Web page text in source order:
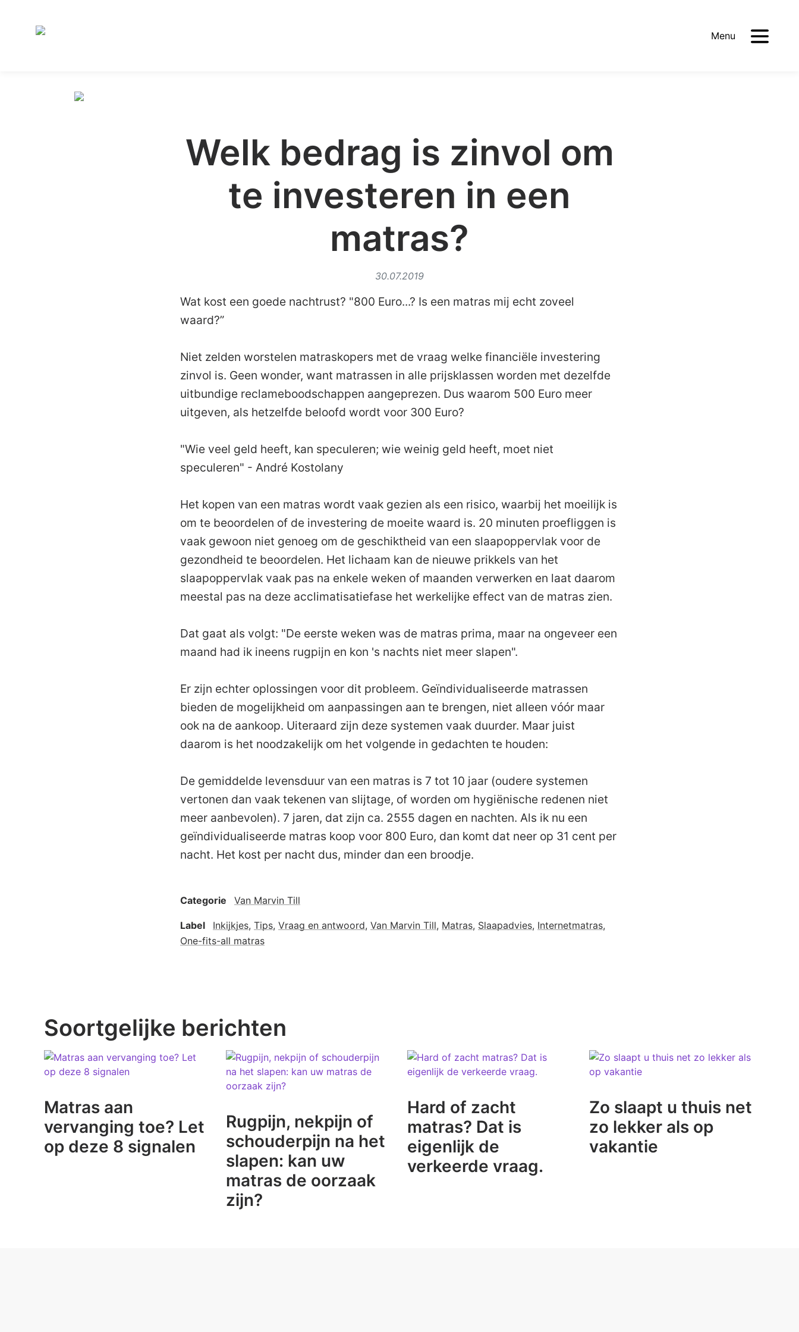
Menu
Welk bedrag is zinvol om
te investeren in een
matras?
30.07.2019
Wat kost een goede nachtrust? "800 Euro...? Is een matras mij echt zoveel
waard?”
Niet zelden worstelen matraskopers met de vraag welke financiële investering
zinvol is. Geen wonder, want matrassen in alle prijsklassen worden met dezelfde
uitbundige reclameboodschappen aangeprezen. Dus waarom 500 Euro meer
uitgeven, als hetzelfde beloofd wordt voor 300 Euro?
"Wie veel geld heeft, kan speculeren; wie weinig geld heeft, moet niet
speculeren" - André Kostolany
Het kopen van een matras wordt vaak gezien als een risico, waarbij het moeilijk is
om te beoordelen of de investering de moeite waard is. 20 minuten proefliggen is
vaak gewoon niet genoeg om de geschiktheid van een slaapoppervlak voor de
gezondheid te beoordelen. Het lichaam kan de nieuwe prikkels van het
slaapoppervlak vaak pas na enkele weken of maanden verwerken en laat daarom
meestal pas na deze acclimatisatiefase het werkelijke effect van de matras zien.
Dat gaat als volgt: "De eerste weken was de matras prima, maar na ongeveer een
maand had ik ineens rugpijn en kon 's nachts niet meer slapen".
Er zijn echter oplossingen voor dit probleem. Geïndividualiseerde matrassen
bieden de mogelijkheid om aanpassingen aan te brengen, niet alleen vóór maar
ook na de aankoop. Uiteraard zijn deze systemen vaak duurder. Maar juist
daarom is het noodzakelijk om het volgende in gedachten te houden:
De gemiddelde levensduur van een matras is 7 tot 10 jaar (oudere systemen
vertonen dan vaak tekenen van slijtage, of worden om hygiënische redenen niet
meer aanbevolen). 7 jaren, dat zijn ca. 2555 dagen en nachten. Als ik nu een
geïndividualiseerde matras koop voor 800 Euro, dan komt dat neer op 31 cent per
nacht. Het kost per nacht dus, minder dan een broodje.
Categorie Van Marvin Till
Label Inkijkjes,Tips,Vraag en antwoord,Van Marvin Till, Matras, Slaapadvies, Internetmatras,
One-fits-all matras
Soortgelijke berichten
Matras aan
vervanging toe? Let
op deze 8 signalen
Rugpijn, nekpijn of
schouderpijn na het
slapen: kan uw
matras de oorzaak
zijn?
Hard of zacht
matras? Dat is
eigenlijk de
verkeerde vraag.
Zo slaapt u thuis net
zo lekker als op
vakantie